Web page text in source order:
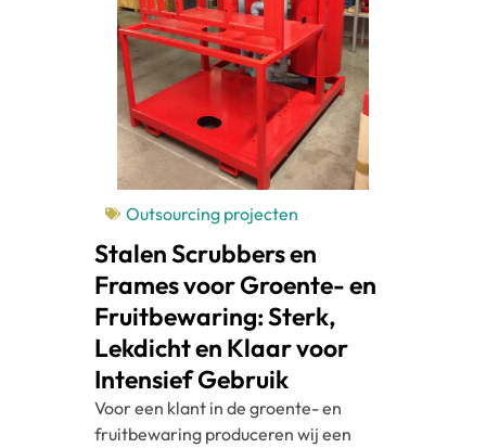
Outsourcing projecten
Stalen Scrubbers en
Frames voor Groente- en
Fruitbewaring: Sterk,
Lekdicht en Klaar voor
Intensief Gebruik
Voor een klant in de groente- en
fruitbewaring produceren wij een